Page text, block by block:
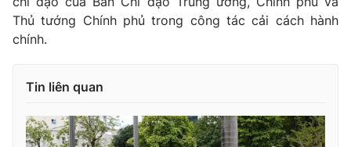
Ðiện thoại Thời báo VTV: 024.66 897 897
toasoan@vtv.vn
Thủ tướng Chính phủ trong công tác cải cách hành
chính.
Tin liên quan